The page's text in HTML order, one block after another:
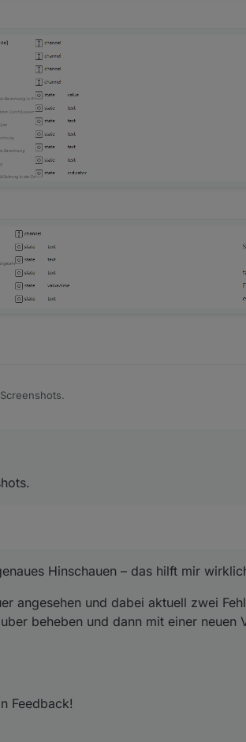
Hinschauen – das hilft mir
angesehen und dabei aktuell zwei
beheben und dann mit einer neuen
Feedback!